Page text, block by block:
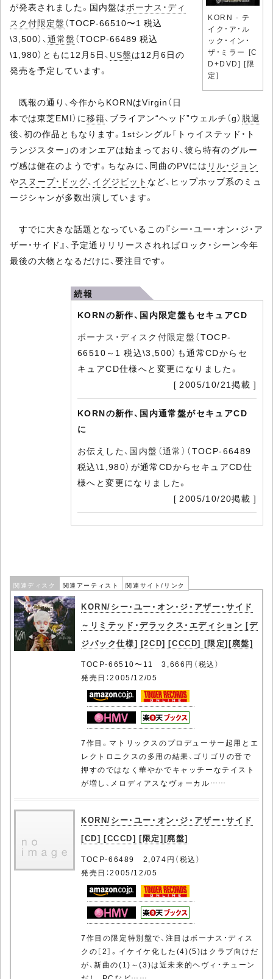
KORN - テ
イク・ア・ル
ック・イン・
ザ・ミラー [C
D+DVD] [限
定]
が発表されました。国内盤はボーナス・ディ
スク付限定盤 （TOCP-66510〜1 税込
\3,500）、通常盤 （TOCP-66489 税込
\1,980）ともに12月5日、 US盤は12月6日の
発売を予定しています。
既報の通り、今作からKORNはVirgin（日
本では東芝EMI）に移籍、ブライアン“ヘッド”ウェルチ（g） 脱退
後、初の作品ともなります。1stシングル「トゥイステッド・ト
ランジスター」のオンエアは始まっており、彼ら特有のグルー
ヴ感は健在のようです。ちなみに、同曲のPVには リル・ジョン
やスヌープ・ドッグ、 イグジビット など、ヒップホップ系のミュ
ージシャンが多数出演しています。
すでに大きな話題となっているこの『シー・ユー・オン・ジ・ア
ザー・サイド』、予定通りリリースされればロック・シーン今年
最後の大物となるだけに、要注目です。
続報
KORNの新作、国内限定盤もセキュアCD
ボーナス・ディスク付限定盤 （TOCP-
66510～1 税込\3,500）も通常CDからセ
キュアCD仕様へと変更になりました。
[ 2005/10/21掲載 ]
KORNの新作、国内通常盤がセキュアCD
に
お伝えした、 国内盤（通常） （TOCP-66489
税込\1,980）が通常CDからセキュアCD仕
様へと変更になりました。
[ 2005/10/20掲載 ]
関連ディスク 関連アーティスト 関連サイト/リンク
KORN/シー・ユー・オン・ジ・アザー・サイド
～リミテッド・デラックス・エディション [デ
ジパック仕様] [2CD] [CCCD] [限定][廃盤]
TOCP-66510〜11 3,666円（税込）
発売日：2005/12/05
7作目。マトリックスのプロデューサー起用とエ
レクトロニクスの多用の結果、ゴリゴリの音で
押すのではなく華やかでキャッチーなテイスト
が増し、メロディアスなヴォーカル……
KORN/シー・ユー・オン・ジ・アザー・サイド
[CD] [CCCD] [限定][廃盤]
TOCP-66489 2,074円（税込）
発売日：2005/12/05
7作目の限定特別盤で、注目はボーナス・ディス
クの［2］。イケイケ化した(4)(5)はクラブ向けだ
が、新曲の(1)～(3)は近未来的ヘヴィ・チューン